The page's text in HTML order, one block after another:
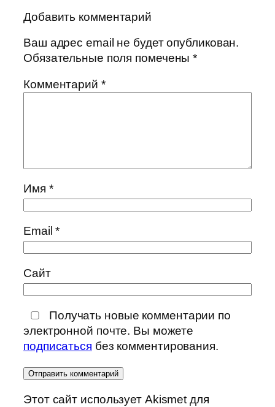
Добавить комментарий
Ваш адрес email не будет опубликован.
Обязательные поля помечены*
Комментарий *
Имя *
Email*
Сайт
Получать новые комментарии по
электронной почте. Вы можете
подписаться без комментирования.
Этот сайт использует Akismet для